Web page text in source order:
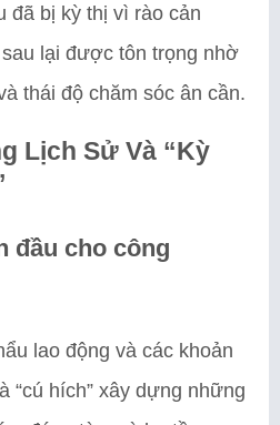
đã bị kỳ thị vì rào cản
lại được tôn trọng nhờ
thái độ chăm sóc ân cần.
Lịch Sử Và “Kỳ
đầu cho công
lao động và các khoản
“cú hích” xây dựng những